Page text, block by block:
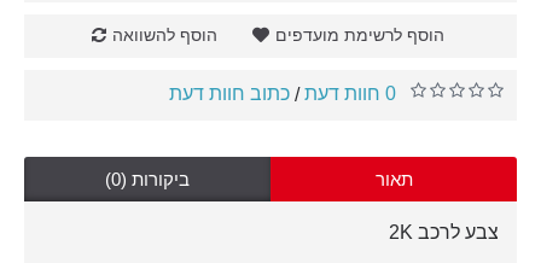
הוסף לרשימת מועדפים הוסף להשוואה
0 חוות דעת / כתוב חוות דעת
תאור ביקורות (0)
צבע לרכב 2K